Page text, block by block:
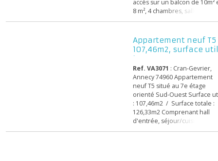
m²(surface utile totale
comprenant hall d'entrée,
séjour/cuisine de 36m²
8 m², 4 chambres, salle
et salle d'eau, wc séparé,
communs • Hall d’entrée
imaginé et décoré par un
architecte décorateur •
Éclairage automatique
paliers et sous-sols par
détecteu...
Appartement neuf
107,46m2, surface
126,33m2
Ref. VA3071: Cran-
Annecy 74960
neuf T5 situé au 7e étage
orienté Sud-Ouest